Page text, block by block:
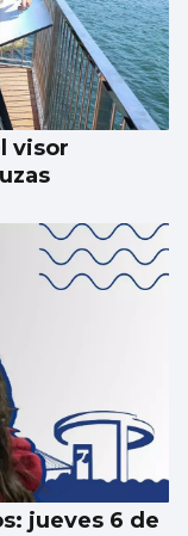
con un
visor
jueves 6 de